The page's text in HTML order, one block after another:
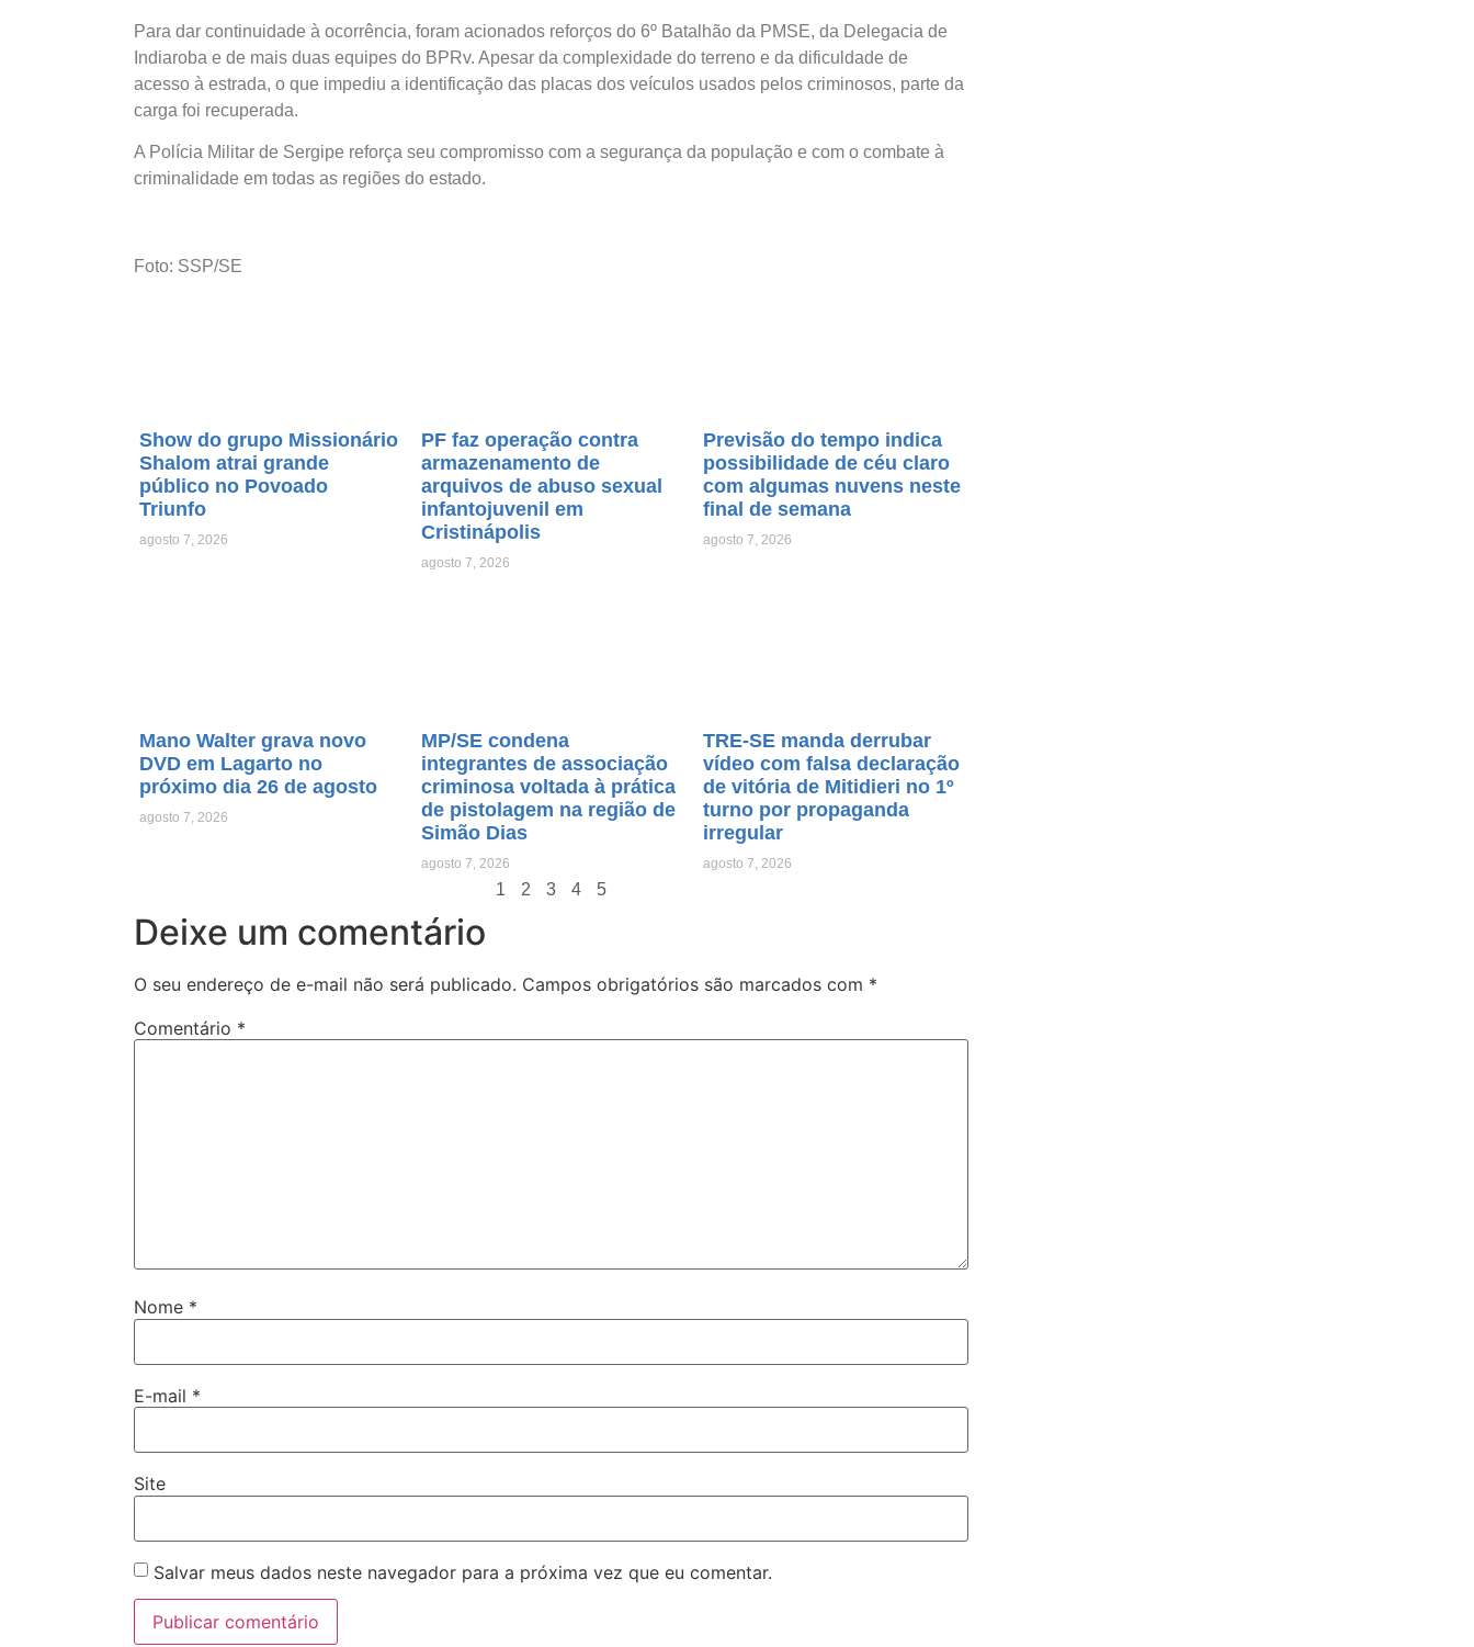
Para dar continuidade à ocorrência, foram acionados reforços do 6º Batalhão da PMSE, da Delegacia de
Indiaroba e de mais duas equipes do BPRv. Apesar da complexidade do terreno e da dificuldade de
acesso à estrada, o que impediu a identificação das placas dos veículos usados pelos criminosos, parte da
carga foi recuperada.
A Polícia Militar de Sergipe reforça seu compromisso com a segurança da população e com o combate à
criminalidade em todas as regiões do estado.
Foto: SSP/SE
Show do grupo Missionário
Shalom atrai grande
público no Povoado
Triunfo
agosto 7, 2026
PF faz operação contra
armazenamento de
arquivos de abuso sexual
infantojuvenil em
Cristinápolis
agosto 7, 2026
Previsão do tempo indica
possibilidade de céu claro
com algumas nuvens neste
final de semana
agosto 7, 2026
Mano Walter grava novo
DVD em Lagarto no
próximo dia 26 de agosto
agosto 7, 2026
MP/SE condena
integrantes de associação
criminosa voltada à prática
de pistolagem na região de
Simão Dias
agosto 7, 2026
TRE-SE manda derrubar
vídeo com falsa declaração
de vitória de Mitidieri no 1º
turno por propaganda
irregular
agosto 7, 2026
1 2 3 4 5
Deixe um comentário
O seu endereço de e-mail não será publicado. Campos obrigatórios são marcados com *
Comentário *
Nome *
E-mail *
Site
Salvar meus dados neste navegador para a próxima vez que eu comentar.